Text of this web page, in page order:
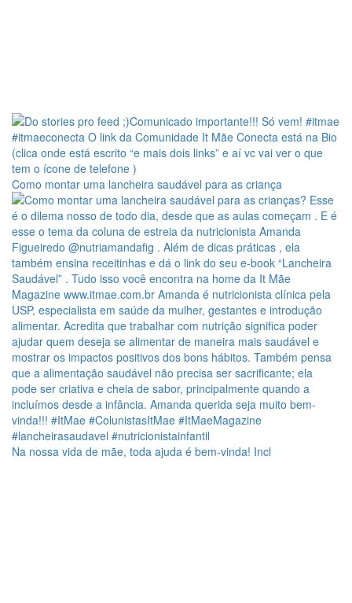
Como montar uma lancheira saudável para as criança
Na nossa vida de mãe, toda ajuda é bem-vinda! Incl